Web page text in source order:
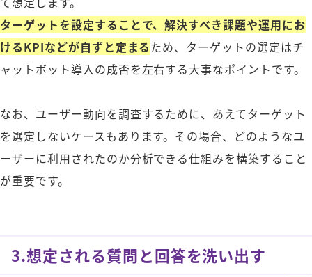
ターゲットを設定することで、解決すべき課題や運用にお
けるKPIなどが自ずと定まるため、ターゲットの選定はチ
ャットボット導入の成否を左右する大事なポイントです。
なお、ユーザー動向を調査するために、あえてターゲット
を選定しないケースもあります。その場合、どのようなユ
ーザーに利用されたのか分析できる仕組みを構築すること
が重要です。
3.想定される質問と回答を洗い出す